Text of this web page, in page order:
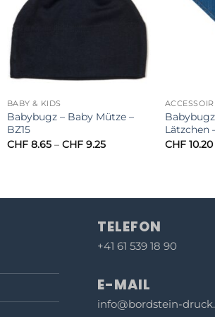
BABY & KIDS
Babybugz – Baby Mütze –
BZ15
CHF8.65 – CHF9.25Preisspanne:
Lätzchen
CHF10.20
TELEFON
+41 61 539 18 90
E-MAIL
info@bordstein-